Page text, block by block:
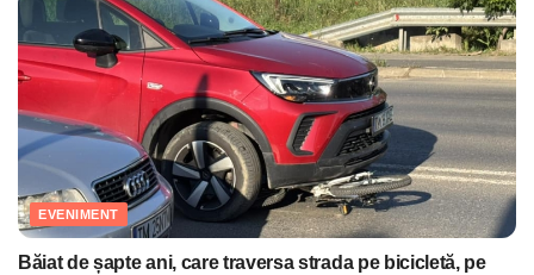
EVENIMENT
Băiat de șapte ani, care traversa strada pe bicicletă, pe